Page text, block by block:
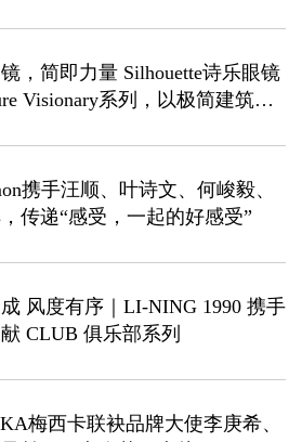
，简即力量 Silhouette诗乐眼镜
Visionary系列，以极简建筑艺
携手汪顺、叶诗文、何峻毅、
传递“感受，一起的好感受”
风度有序｜LI-NING 1990 携手
CLUB 俱乐部系列
梅西卡联袂品牌大使李庚希、